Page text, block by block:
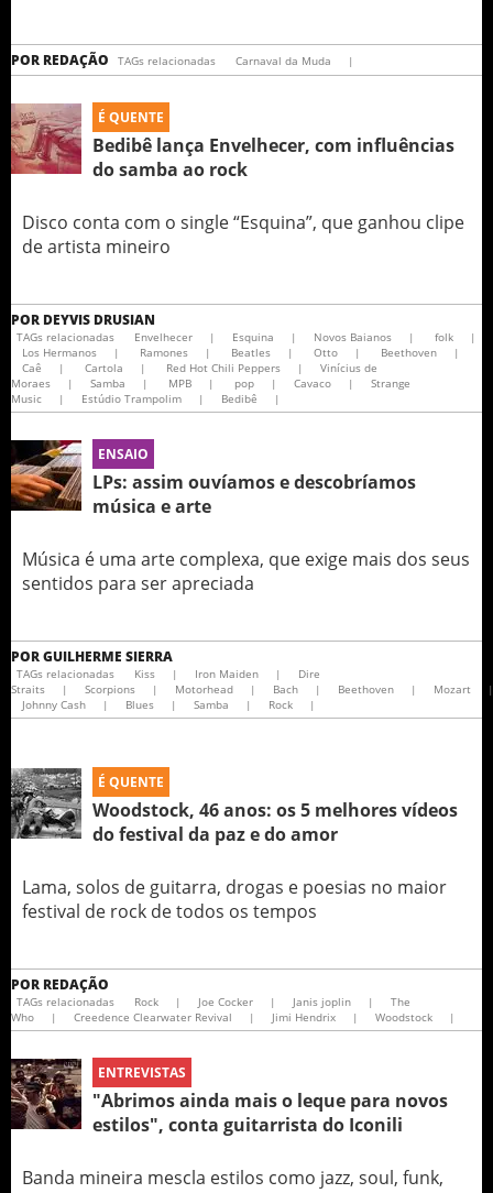
POR REDAÇÃO TAGs relacionadas Carnaval da Muda |
É QUENTE
Bedibê lança Envelhecer, com influências
do samba ao rock
Disco conta com o single “Esquina”, que ganhou clipe
de artista mineiro
POR DEYVIS DRUSIAN
TAGs relacionadas Envelhecer | Esquina | Novos Baianos | folk
|
Los Hermanos
| Ramones | Beatles | Otto | Beethoven
|
Caê
| Cartola | Red Hot Chili Peppers |
Vinícius de
Moraes
| Samba | MPB | pop | Cavaco |
Strange
Music
| Estúdio Trampolim | Bedibê |
ENSAIO
LPs: assim ouvíamos e descobríamos
música e arte
Música é uma arte complexa, que exige mais dos seus
sentidos para ser apreciada
PORGUILHERME SIERRA
TAGs relacionadas Kiss | Iron Maiden |
Dire
Straits
| Scorpions | Motorhead | Bach | Beethoven | Mozart
|
Johnny Cash
| Blues | Samba | Rock |
É QUENTE
Woodstock, 46 anos: os 5 melhores vídeos
do festival da paz e do amor
Lama, solos de guitarra, drogas e poesias no maior
festival de rock de todos os tempos
POR REDAÇÃO
TAGs relacionadas Rock | Joe Cocker | Janis joplin |
The
Who
| Creedence Clearwater Revival | Jimi Hendrix | Woodstock |
ENTREVISTAS
"Abrimos ainda mais o leque para novos
estilos", conta guitarrista do Iconili
Banda mineira mescla estilos como jazz, soul, funk,